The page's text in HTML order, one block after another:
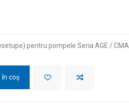
pentru pompele Seria AGE / CMA
coș